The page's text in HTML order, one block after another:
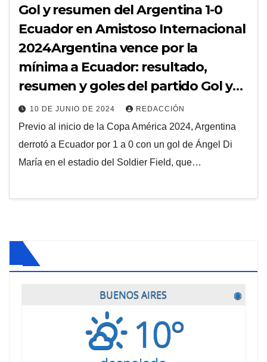
Gol y resumen del Argentina 1-0
Ecuador en Amistoso Internacional
2024Argentina vence por la
mínima a Ecuador: resultado,
resumen y goles del partido Gol y
resumen del Argentina 1-0 Ecuador
en Amistoso Internacional 2024
10 DE JUNIO DE 2024 REDACCIÓN
Previo al inicio de la Copa América 2024, Argentina
derrotó a Ecuador por 1 a 0 con un gol de Ángel Di
María en el estadio del Soldier Field, que…
BUENOS AIRES ◉
10°